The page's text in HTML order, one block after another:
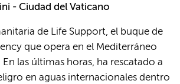
- Ciudad del Vaticano
de Life Support, el buque de
que opera en el Mediterráneo
las últimas horas, ha rescatado a
en aguas internacionales dentro